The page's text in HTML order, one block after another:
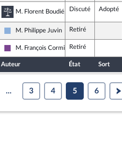
Commission des lois
M. Florent Boudié, rapporteur de la
Discuté Adopté
Droite Républicaine
M. Philippe Juvin Retiré
Ensemble pour la République
M. François Cormier-Bouligeon
Retiré
Auteur État Sort
... 3 4 5 6